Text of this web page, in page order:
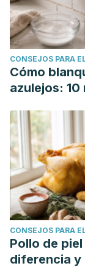
CONSEJOS PARA
Cómo
azulejos:
CONSEJOS PARA
Pollo de
diferencia y